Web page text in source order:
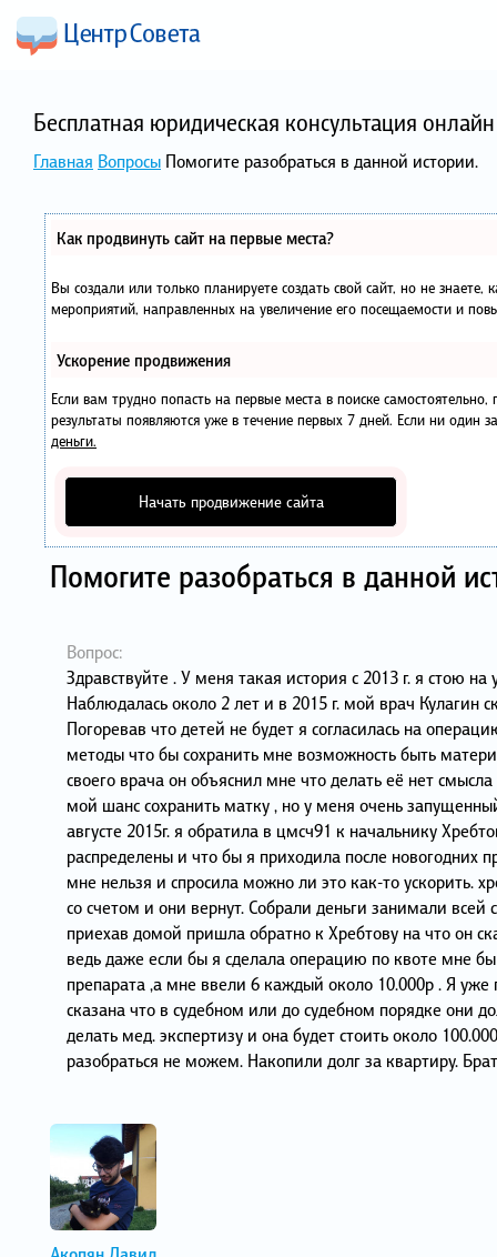
Бесплатная юридическая консультация
Главная Вопросы Помогите разобраться в данной истории.
Как продвинуть сайт на первые места?
Вы создали или только планируете создать свой сайт, но не
мероприятий, направленных на увеличение его посещаемости и
Ускорение продвижения
Если вам трудно попасть на первые места в поиске
результаты появляются уже в течение первых 7 дней. Если ни один
деньги.
Начать продвижение сайта
Помогите разобраться в данной
Вопрос:
Здравствуйте . У меня такая история с 2013 г. я стою
Наблюдалась около 2 лет и в 2015 г. мой врач Кулагин
Погоревав что детей не будет я согласилась на
методы что бы сохранить мне возможность быть
своего врача он объяснил мне что делать её нет
мой шанс сохранить матку , но у меня очень
августе 2015г. я обратила в цмсч91 к начальнику
распределены и что бы я приходила после новогодних
мне нельзя и спросила можно ли это как-то ускорить.
со счетом и они вернут. Собрали деньги занимали
приехав домой пришла обратно к Хребтову на что он
ведь даже если бы я сделала операцию по квоте мне
препарата ,а мне ввели 6 каждый около 10.000р . Я
сказана что в судебном или до судебном порядке они
делать мед. экспертизу и она будет стоить около
разобраться не можем. Накопили долг за квартиру.